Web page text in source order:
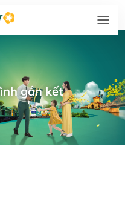
gắn kết